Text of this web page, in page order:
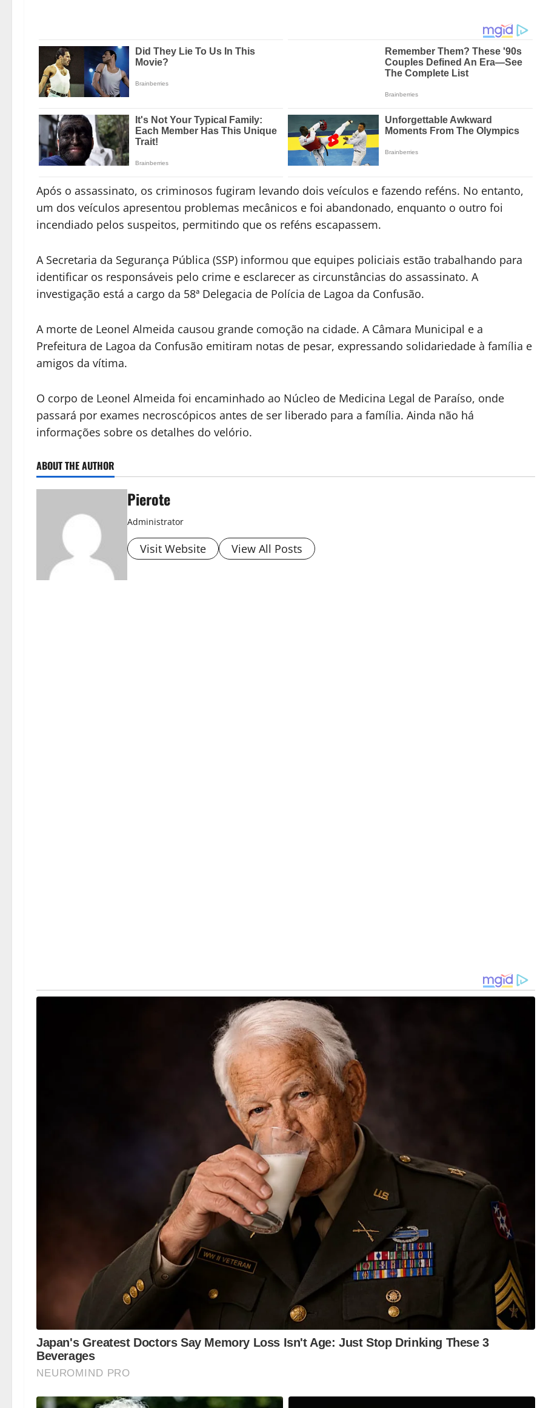
Após o assassinato, os criminosos fugiram levando dois veículos e fazendo reféns. No entanto,
um dos veículos apresentou problemas mecânicos e foi abandonado, enquanto o outro foi
incendiado pelos suspeitos, permitindo que os reféns escapassem.
A Secretaria da Segurança Pública (SSP) informou que equipes policiais estão trabalhando para
identificar os responsáveis pelo crime e esclarecer as circunstâncias do assassinato. A
investigação está a cargo da 58ª Delegacia de Polícia de Lagoa da Confusão.
A morte de Leonel Almeida causou grande comoção na cidade. A Câmara Municipal e a
Prefeitura de Lagoa da Confusão emitiram notas de pesar, expressando solidariedade à família e
amigos da vítima.
O corpo de Leonel Almeida foi encaminhado ao Núcleo de Medicina Legal de Paraíso, onde
passará por exames necroscópicos antes de ser liberado para a família. Ainda não há
informações sobre os detalhes do velório.
ABOUT THE AUTHOR
Pierote
Administrator
Visit Website View All Posts